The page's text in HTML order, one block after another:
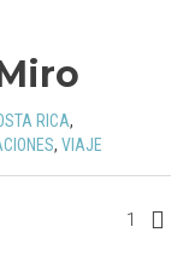
RICA,
, VIAJE
1